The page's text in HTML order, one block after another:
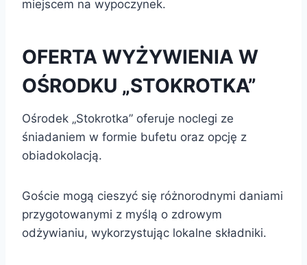
miejscem na wypoczynek.
OFERTA WYŻYWIENIA W
OŚRODKU „STOKROTKA”
Ośrodek „Stokrotka” oferuje noclegi ze
śniadaniem w formie bufetu oraz opcję z
obiadokolacją.
Goście mogą cieszyć się różnorodnymi daniami
przygotowanymi z myślą o zdrowym
odżywianiu, wykorzystując lokalne składniki.